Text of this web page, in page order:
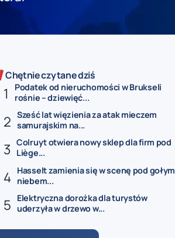
Chętnie czytane dziś
Podatek od nieruchomości w Brukseli
rośnie – dziewięć...
Sześć lat więzienia za atak mieczem
samurajskim na...
Colruyt otwiera nowy sklep dla firm pod
Liège...
Hasselt zamienia się w scenę pod gołym
niebem...
Elektryczna dorożka dla turystów
uderzyła w drzewo w...